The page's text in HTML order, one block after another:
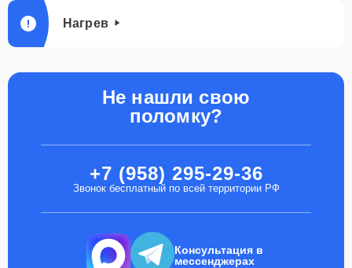
Нагрев
Не нашли свою
поломку?
+7 (958) 295-29-36
Звонок бесплатный по всей территории РФ
Консультация в
мессенджерах